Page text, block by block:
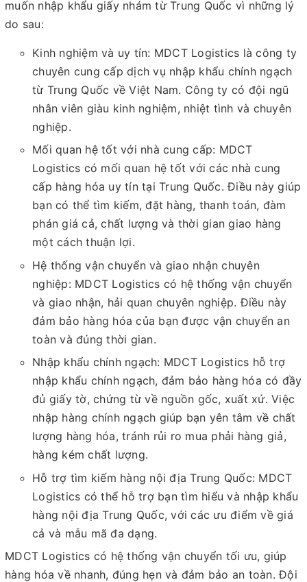
muốn nhập khẩu giấy nhám từ Trung Quốc vì những lý
do sau:
Kinh nghiệm và uy tín: MDCT Logistics là công ty
chuyên cung cấp dịch vụ nhập khẩu chính ngạch
từ Trung Quốc về Việt Nam. Công ty có đội ngũ
nhân viên giàu kinh nghiệm, nhiệt tình và chuyên
nghiệp.
Mối quan hệ tốt với nhà cung cấp: MDCT
Logistics có mối quan hệ tốt với các nhà cung
cấp hàng hóa uy tín tại Trung Quốc. Điều này giúp
bạn có thể tìm kiếm, đặt hàng, thanh toán, đàm
phán giá cả, chất lượng và thời gian giao hàng
một cách thuận lợi.
Hệ thống vận chuyển và giao nhận chuyên
nghiệp: MDCT Logistics có hệ thống vận chuyển
và giao nhận, hải quan chuyên nghiệp. Điều này
đảm bảo hàng hóa của bạn được vận chuyển an
toàn và đúng thời gian.
Nhập khẩu chính ngạch: MDCT Logistics hỗ trợ
nhập khẩu chính ngạch, đảm bảo hàng hóa có đầy
đủ giấy tờ, chứng từ về nguồn gốc, xuất xứ. Việc
nhập hàng chính ngạch giúp bạn yên tâm về chất
lượng hàng hóa, tránh rủi ro mua phải hàng giả,
hàng kém chất lượng.
Hỗ trợ tìm kiếm hàng nội địa Trung Quốc: MDCT
Logistics có thể hỗ trợ bạn tìm hiểu và nhập khẩu
hàng nội địa Trung Quốc, với các ưu điểm về giá
cả và mẫu mã đa dạng.
MDCT Logistics có hệ thống vận chuyển tối ưu, giúp
hàng hóa về nhanh, đúng hẹn và đảm bảo an toàn. Đội